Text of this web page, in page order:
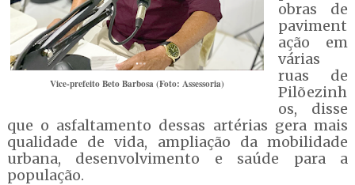
Vice-prefeito Beto Barbosa (Foto: Assessoria)
obras de
paviment
ação em
várias
ruas de
Pilõezinh
os, disse
que o asfaltamento dessas artérias gera mais
qualidade de vida, ampliação da mobilidade
urbana, desenvolvimento e saúde para a
população.